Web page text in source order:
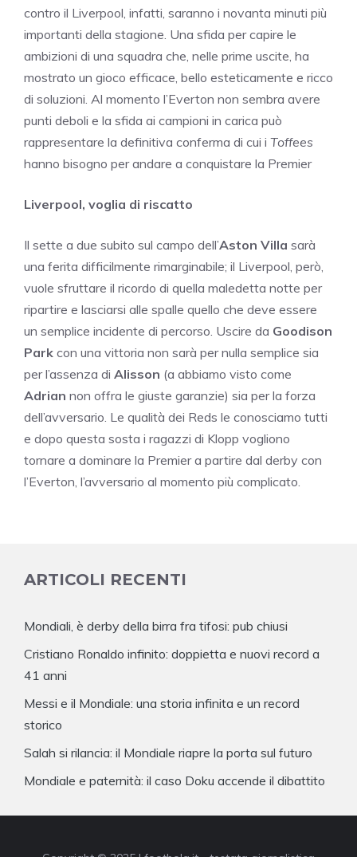
contro il Liverpool, infatti, saranno i novanta minuti più
importanti della stagione. Una sfida per capire le
ambizioni di una squadra che, nelle prime uscite, ha
mostrato un gioco efficace, bello esteticamente e ricco
di soluzioni. Al momento l’Everton non sembra avere
punti deboli e la sfida ai campioni in carica può
rappresentare la definitiva conferma di cui i Toffees
hanno bisogno per andare a conquistare la Premier
Liverpool, voglia di riscatto
Il sette a due subito sul campo dell’Aston Villa sarà
una ferita difficilmente rimarginabile; il Liverpool, però,
vuole sfruttare il ricordo di quella maledetta notte per
ripartire e lasciarsi alle spalle quello che deve essere
un semplice incidente di percorso. Uscire da Goodison
Park con una vittoria non sarà per nulla semplice sia
per l’assenza di Alisson (a abbiamo visto come
Adrian non offra le giuste garanzie) sia per la forza
dell’avversario. Le qualità dei Reds le conosciamo tutti
e dopo questa sosta i ragazzi di Klopp vogliono
tornare a dominare la Premier a partire dal derby con
l’Everton, l’avversario al momento più complicato.
ARTICOLI RECENTI
Mondiali, è derby della birra fra tifosi: pub chiusi
Cristiano Ronaldo infinito: doppietta e nuovi record a
41 anni
Messi e il Mondiale: una storia infinita e un record
storico
Salah si rilancia: il Mondiale riapre la porta sul futuro
Mondiale e paternità: il caso Doku accende il dibattito